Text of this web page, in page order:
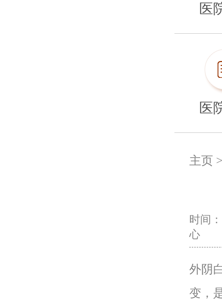
医
医
主页
时间
心
外阴
变，